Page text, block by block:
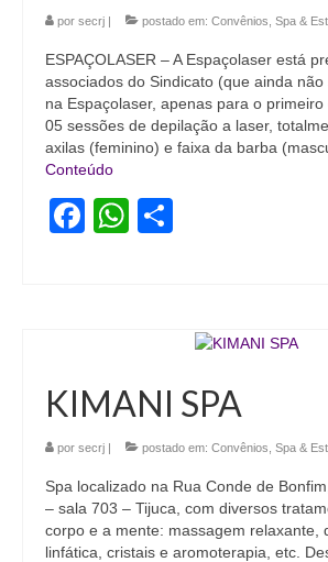
por secrj postado em: Convênios Spa &
ESPAÇOLASER – A Espaçolaser está
associados do Sindicato (que ainda
na Espaçolaser, apenas para o
05 sessões de depilação a laser,
axilas (feminino) e faixa da barba
Conteúdo
Facebook
WhatsApp
KIMANI SPA
por secrj | postado em: Convênios Spa &
Spa localizado na Rua Conde de
– sala 703 – Tijuca, com diversos
corpo e a mente: massagem relaxante,
linfática, cristais e aromoterapia, etc.